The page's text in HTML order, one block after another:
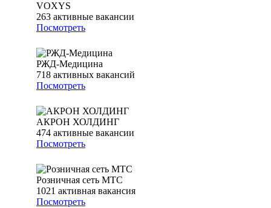
VOXYS
263 активные вакансии
Посмотреть
РЖД-Медицина
718 активных вакансий
Посмотреть
АКРОН ХОЛДИНГ
474 активные вакансии
Посмотреть
Розничная сеть МТС
1021 активная вакансия
Посмотреть